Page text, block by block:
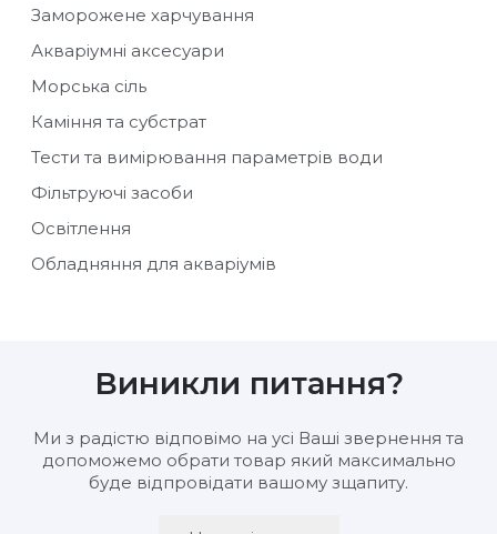
Заморожене харчування
Акваріумні аксесуари
Морська сіль
Каміння та субстрат
Тести та вимірювання параметрів води
Фільтруючі засоби
Освітлення
Обладняння для акваріумів
Виникли питання?
Ми з радістю відповімо на усі Ваші звернення та
допоможемо обрати товар який максимально
буде відпровідати вашому зщапиту.